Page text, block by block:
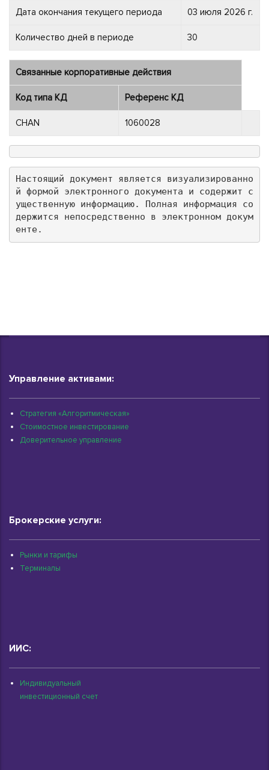
Дата окончания текущего периода 03 июля 2026 г.
Количество дней в периоде 30
Связанные корпоративные действия
Код типа КД Референс КД
CHAN 1060028
Настоящий документ является визуализированно
й формой электронного документа и содержит с
ущественную информацию. Полная информация со
держится непосредственно в электронном докум
енте.
Управление активами:
Стратегия «Алгоритмическая»
Стоимостное инвестирование
Доверительное управление
Брокерские услуги:
Рынки и тарифы
Терминалы
ИИС:
Индивидуальный
инвестиционный счет